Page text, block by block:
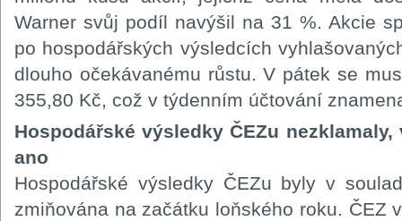
Warner svůj podíl navýšil na 31 %. Akcie
po hospodářských výsledcích
dlouho očekávanému růstu. V pátek se
355,80 Kč, což v týdenním účtování
Hospodářské výsledky ČEZu
ano
Hospodářské výsledky ČEZu byly v
zmiňována na začátku loňského roku. ČEZ